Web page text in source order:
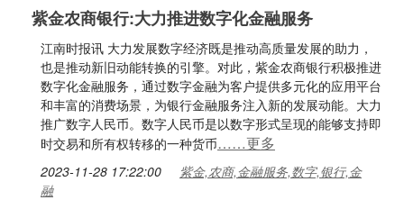
紫金农商银行:大力推进数字化金融服务
江南时报讯 大力发展数字经济既是推动高质量发展的助力，
也是推动新旧动能转换的引擎。对此，紫金农商银行积极推进
数字化金融服务，通过数字金融为客户提供多元化的应用平台
和丰富的消费场景，为银行金融服务注入新的发展动能。大力
推广数字人民币。数字人民币是以数字形式呈现的能够支持即
时交易和所有权转移的一种货币……更多
2023-11-28 17:22:00
紫金,农商,金融服务,数字,银行,金
融